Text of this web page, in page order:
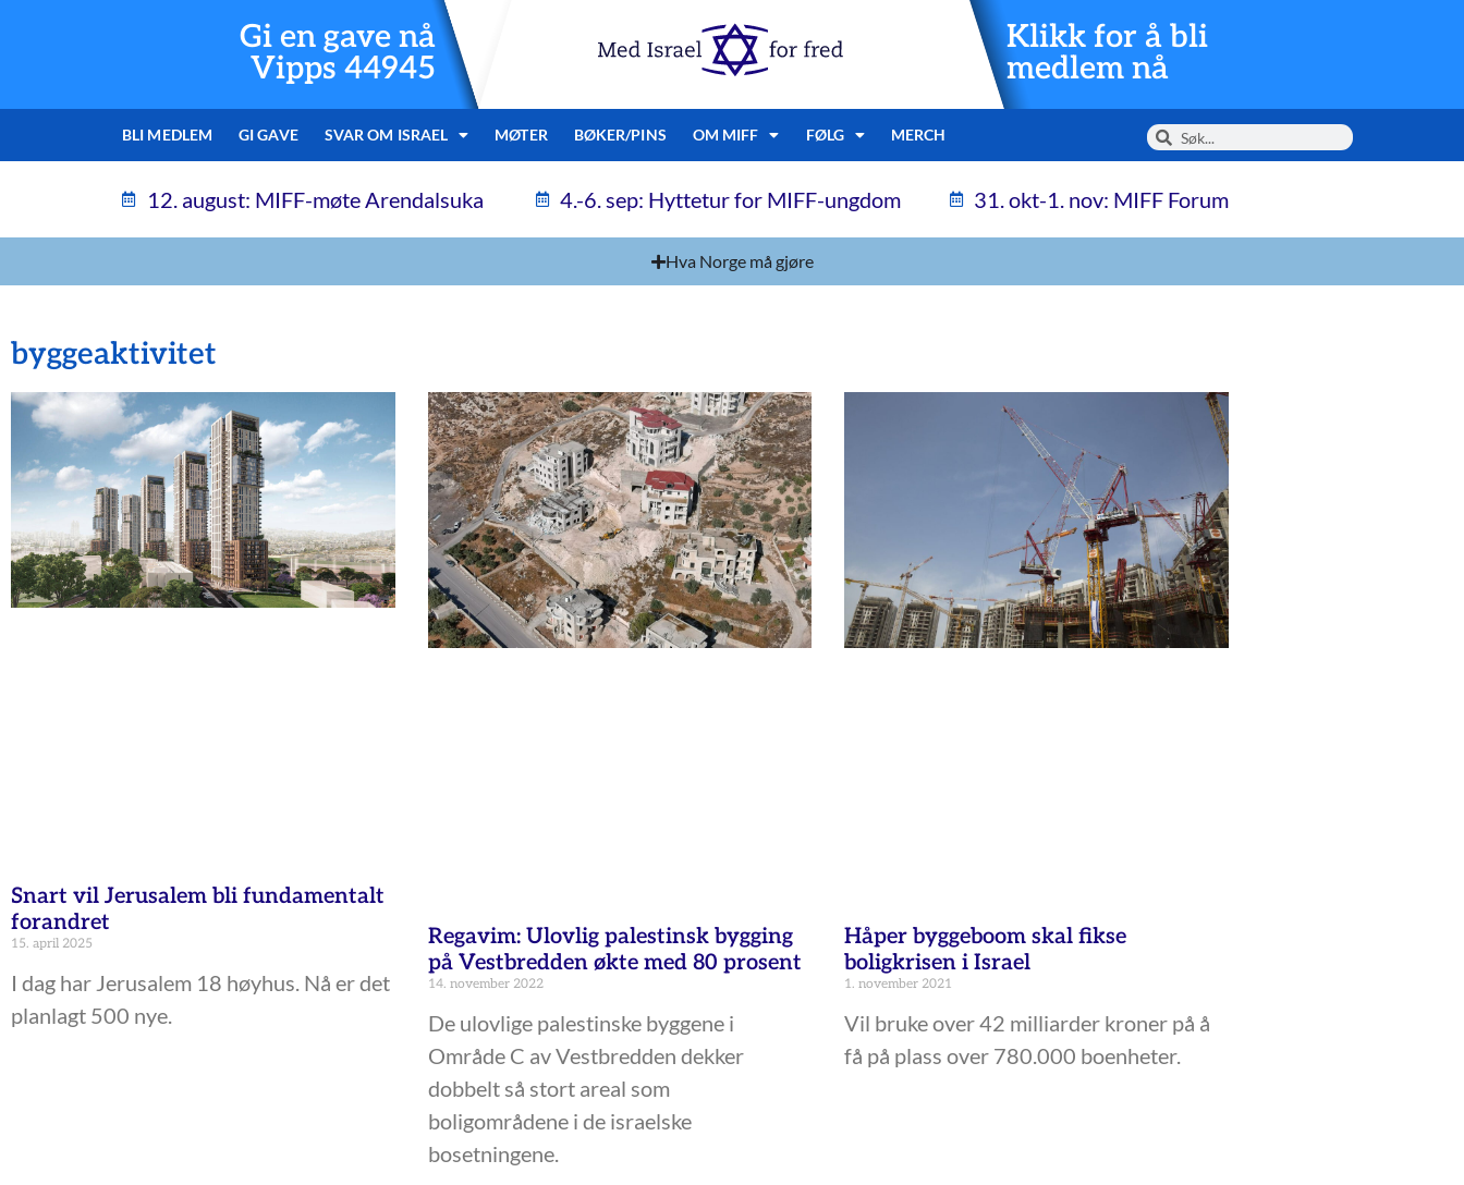
Gi en gave nå
Vipps 44945
Klikk for å bli
medlem nå
BLI MEDLEM GI GAVE SVAR OM ISRAEL MØTER BØKER/PINS OM MIFF FØLG MERCH
12. august: MIFF-møte Arendalsuka 4.-6. sep: Hyttetur for MIFF-ungdom 31. okt-1. nov: MIFF Forum
Hva Norge må gjøre
byggeaktivitet
Snart vil Jerusalem bli fundamentalt
forandret
15. april 2025
I dag har Jerusalem 18 høyhus. Nå er det
planlagt 500 nye.
Regavim: Ulovlig palestinsk bygging
på Vestbredden økte med 80 prosent
14. november 2022
De ulovlige palestinske byggene i
Område C av Vestbredden dekker
dobbelt så stort areal som
boligområdene i de israelske
bosetningene.
Håper byggeboom skal fikse
boligkrisen i Israel
1. november 2021
Vil bruke over 42 milliarder kroner på å
få på plass over 780.000 boenheter.